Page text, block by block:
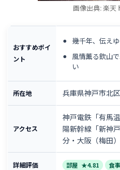
画像出典: 楽天
おすすめポイ
ント
幾千年、伝え
風情薫る欽山
い
所在地 兵庫県神戸市北
アクセス
神戸電鉄「有馬
陽新幹線「新神
分・大阪（梅田
詳細評価 部屋 ★4.81 食事